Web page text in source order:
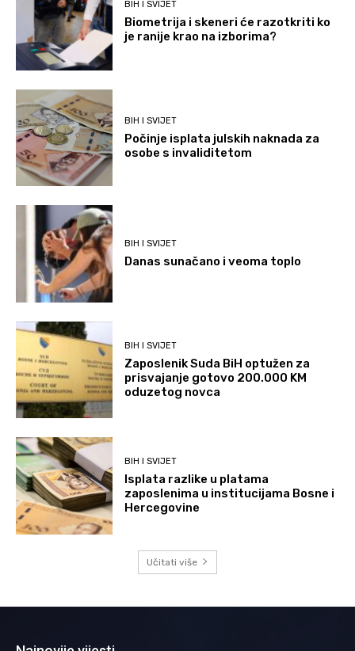
BIH I SVIJET
Biometrija i skeneri će razotkriti ko
je ranije krao na izborima?
BIH I SVIJET
Počinje isplata julskih naknada za
osobe s invaliditetom
BIH I SVIJET
Danas sunačano i veoma toplo
BIH I SVIJET
Zaposlenik Suda BiH optužen za
prisvajanje gotovo 200.000 KM
oduzetog novca
BIH I SVIJET
Isplata razlike u platama
zaposlenima u institucijama Bosne i
Hercegovine
Učitati više